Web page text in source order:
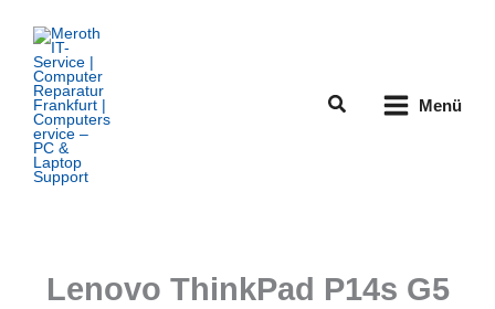
Inhalt
springen
Suchen Menü
Lenovo ThinkPad P14s G5